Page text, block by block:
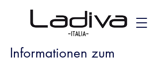
Informationen zum